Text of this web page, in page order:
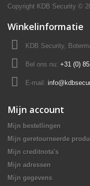
Copyright KDB Security ©
Winkelinformatie
KDB Security,
Bel ons nu: +31 (0)
E-mail:
Mijn account
Mijn bestellingen
Mijn geretourneerde
Mijn creditnota's
Mijn adressen
Mijn gegevens